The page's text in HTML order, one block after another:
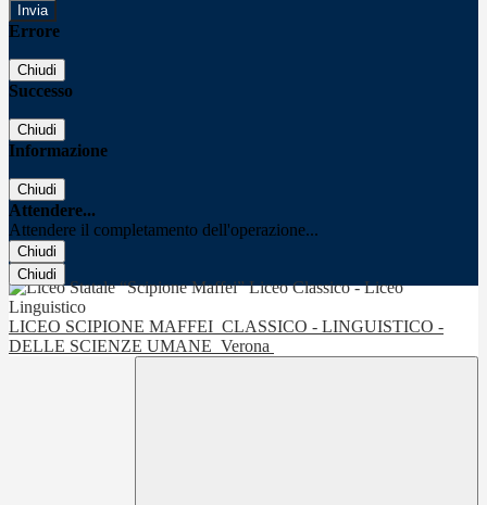
Errore
Chiudi
Successo
Chiudi
Informazione
Chiudi
Attendere...
Attendere il completamento dell'operazione...
Chiudi
Chiudi
LICEO SCIPIONE MAFFEI CLASSICO - LINGUISTICO -
DELLE SCIENZE UMANE Verona